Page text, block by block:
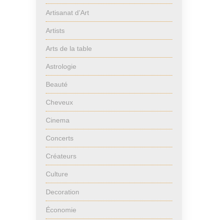
Artisanat d’Art
Artists
Arts de la table
Astrologie
Beauté
Cheveux
Cinema
Concerts
Créateurs
Culture
Decoration
Économie